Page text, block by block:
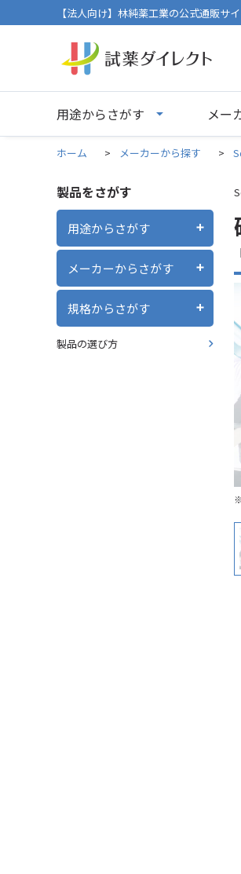
【法人向け】林純薬工業の公式通販サ
用途からさがす メー
ホーム > メーカーから探す >
製品をさがす
用途からさがす
メーカーからさがす
規格からさがす
製品の選び方